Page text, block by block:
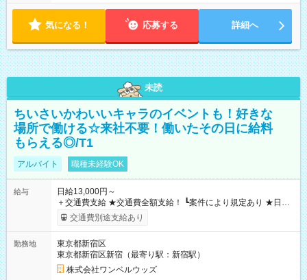
気になる！ 応募する 詳細へ
未読
ちいさいかわいいキャラのイベントも！好きな
場所で働ける☆来社不要！働いたその日に給料
もらえる◎/T1
アルバイト 職種未経験OK
給与
日給13,000円～
＋交通費支給 ★交通費全額支給！ ┗案件により規定あり ★日払
いOK！（規定あり） ┗働いたその日に現金GET♪ お仕事後はコ
ンビニATMから 日払い分を引き落とせます！ 【試用期間】試
交通費別途支給あり
勤務地
東京都新宿区
東京都新宿区新宿（最寄り駅：新宿駅）
株式会社ワンベルウッズ